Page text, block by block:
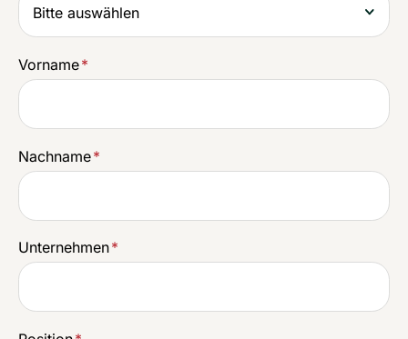
Vorname*
Nachname*
Unternehmen*